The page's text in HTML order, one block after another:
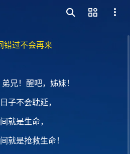
错过不会再来
兄！醒吧，姊妹！
子不会耽延，
就是生命，
就是抢救生命！